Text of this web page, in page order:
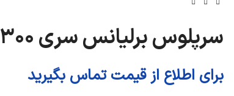
واشر سرسیلندر
دیگر قطعات...
طبق
دیگر قطعات...
سرپلوس برلیانس سری ۳۰۰ اتوماتیک
برای اطلاع از قیمت تماس بگیرید